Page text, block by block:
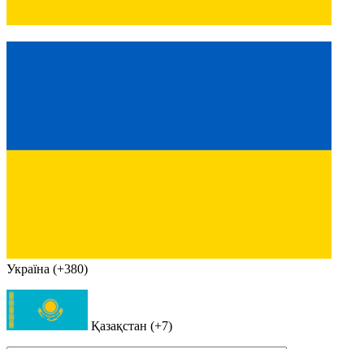
Україна (+380)
Қазақстан (+7)